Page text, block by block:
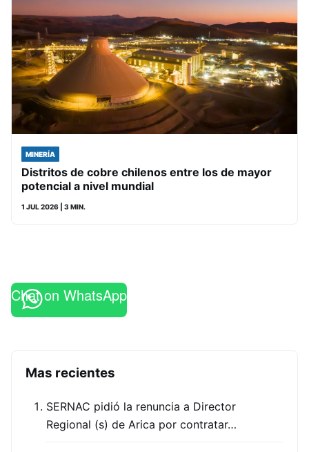
MINERÍA
Distritos de cobre chilenos entre los de mayor
potencial a nivel mundial
1 JUL 2026 | 3 MIN.
Chat on WhatsApp
Mas recientes
SERNAC pidió la renuncia a Director
Regional (s) de Arica por contratar…